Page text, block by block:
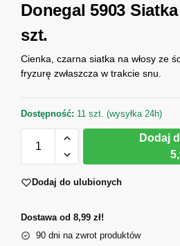
Donegal 5903
szt.
Cienka, czarna siatka na włosy ze
fryzurę zwłaszcza w trakcie snu.
Dostępność: 11 szt. (wysyłka 24h)
Dodaj
Dodaj do ulubionych
Dostawa od 8,99 zł!
90 dni na zwrot produktów